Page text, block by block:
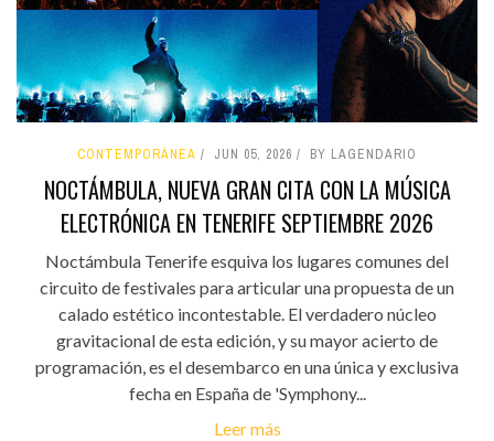
CONTEMPORÁNEA JUN 05, 2026 BY LAGENDARIO
NOCTÁMBULA, NUEVA GRAN CITA CON LA MÚSICA
ELECTRÓNICA EN TENERIFE SEPTIEMBRE 2026
Noctámbula Tenerife esquiva los lugares comunes del
circuito de festivales para articular una propuesta de un
calado estético incontestable. El verdadero núcleo
gravitacional de esta edición, y su mayor acierto de
programación, es el desembarco en una única y exclusiva
fecha en España de 'Symphony...
Leer más